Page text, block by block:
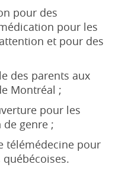
pour des
pour les
et pour des
des parents aux
Montréal ;
pour les
genre ;
télémédecine pour